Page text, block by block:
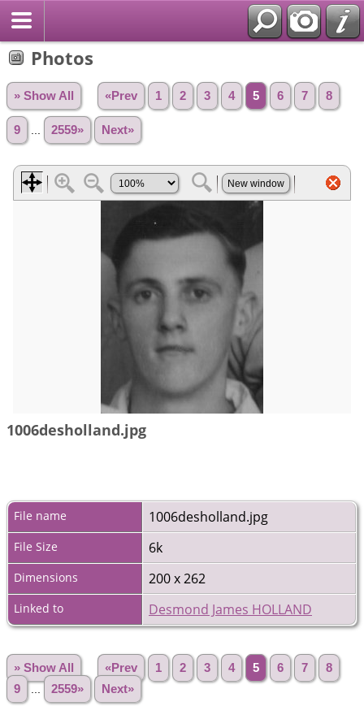
Photos
» Show All «Prev 1 2 3 4 5 6 7 8
9 2559» Next»
1006desholland.jpg
File name 1006desholland.jpg
File Size 6k
Dimensions 200 x 262
Linked to Desmond James HOLLAND
» Show All «Prev 1 2 3 4 5 6 7
8
9
2559» Next»